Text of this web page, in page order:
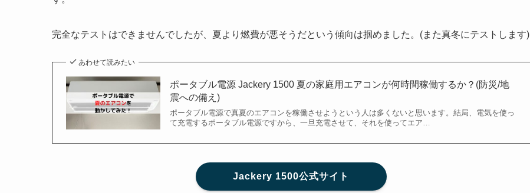
完全なテストはできませんでしたが、夏より燃費が悪そうだという傾向は掴めました。(また真冬にテストします)
あわせて読みたい
ポータブル電源 Jackery 1500 夏の家庭用エアコンが何時間稼働するか？(防災/地
震への備え)
ポータブル電源で真夏のエアコンを稼働させようという人は多くないと思います。結局、電気を使っ
て充電するポータブル電源ですから、一旦充電させて、それを使ってエア…
Jackery 1500公式サイト